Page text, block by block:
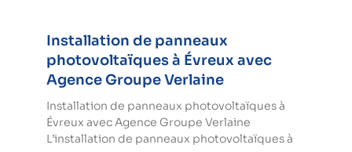
Installation de panneaux
photovoltaïques à Évreux avec
Agence Groupe Verlaine
Installation de panneaux photovoltaïques à
Évreux avec Agence Groupe Verlaine
L’installation de panneaux photovoltaïques à